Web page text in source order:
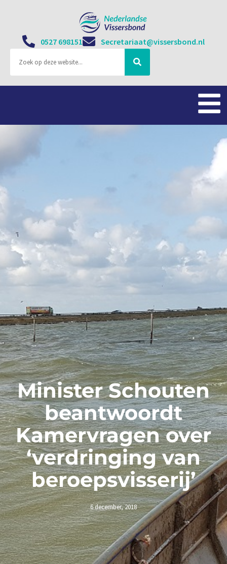
0527 698151 Secretariaat@vissersbond.nl
Minister Schouten
beantwoordt
Kamervragen over
‘verdringing van
beroepsvisserij’
6 december, 2018